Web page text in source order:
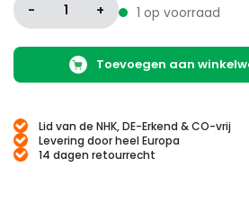
- 1 + 1 op voorraad
Toevoegen aan
Lid van de NHK, DE-Erkend & CO-vrij
Levering door heel Europa
14 dagen retourrecht